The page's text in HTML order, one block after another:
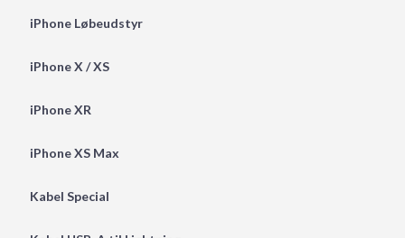
iPhone Løbeudstyr
iPhone X / XS
iPhone XR
iPhone XS Max
Kabel Special